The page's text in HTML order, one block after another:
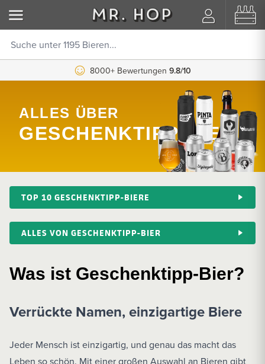
8000+ Bewertungen 9.8/10
ALLES ÜBER
GESCHENKTIPP-BIER
TOP 10 GESCHENKTIPP-BIERE
ALLES VON GESCHENKTIPP-BIER
Was ist Geschenktipp-Bier?
Verrückte Namen, einzigartige Biere
Jeder Mensch ist einzigartig, und genau das macht das
Leben so schön. Mit einer großen Auswahl an Bieren gibt